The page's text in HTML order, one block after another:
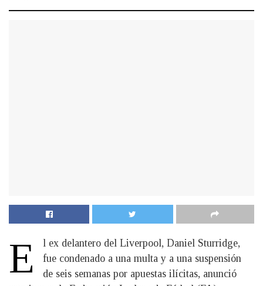
E
l ex delantero del Liverpool, Daniel Sturridge,
fue condenado a una multa y a una suspensión
de seis semanas por apuestas ilícitas, anunció